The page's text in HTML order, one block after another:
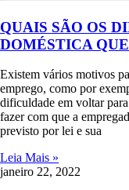
QUAIS SÃO OS
DOMÉSTICA
Existem vários motivos
emprego, como por
dificuldade em voltar
fazer com que a
previsto por lei e sua
Leia Mais »
janeiro 22, 2022